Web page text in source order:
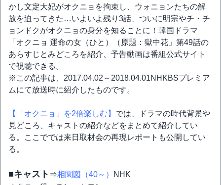
かし文定大妃がオクニョを拘束し、ウォニョンたちの解
放を迫ってきた…いよいよ残り3話、ついに明宗やチ・チ
ョンドクがオクニョの身分を知ることに！韓国ドラマ
「オクニョ 運命の女（ひと）（原題：獄中花」第49話の
あらすじとみどころを紹介、予告動画は番組公式サイト
で視聴できる。
※この記事は、2017.04.02～2018.04.01NHKBSプレミア
ムにて放送時に紹介したものです。
【「オクニョ」を2倍楽しむ】 では、ドラマの時代背景や
見どころ、キャストの紹介などをまとめて紹介してい
る。ここででは来日取材会の再現レポートも公開してい
る。
■キャスト ⇒相関図（40～）
NHK